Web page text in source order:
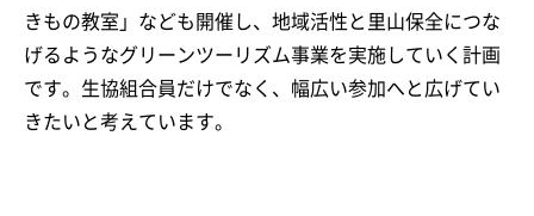
きもの教室」なども開催し、地域活性と里山保全につな
げるようなグリーンツーリズム事業を実施していく計画
です。生協組合員だけでなく、幅広い参加へと広げてい
きたいと考えています。